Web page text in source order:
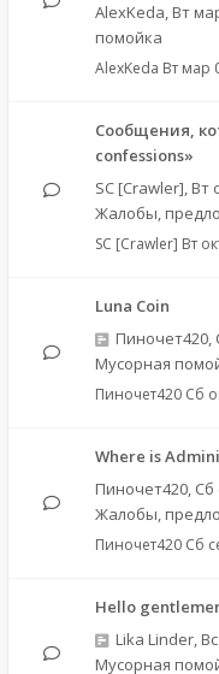
AlexKeda, Вт
помойка
AlexKeda Вт мар
Сообщения,
confessions»
SC [Crawler], Вт
Жалобы,
SC [Crawler] Вт
Luna Coin
Пиночет420,
Мусорная
Пиночет420 Сб
Where is
Пиночет420, Сб
Жалобы,
Пиночет420 Сб
Hello
Lika Linder,
Мусорная